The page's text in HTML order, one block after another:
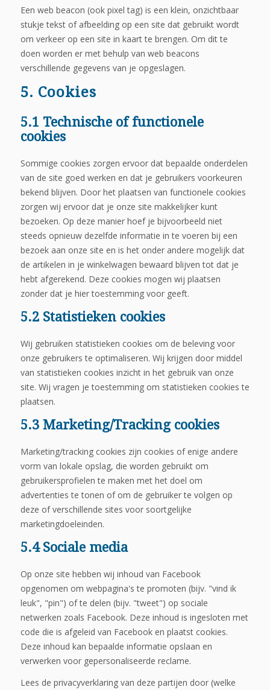
Een web beacon (ook pixel tag) is een klein, onzichtbaar
stukje tekst of afbeelding op een site dat gebruikt wordt
om verkeer op een site in kaart te brengen. Om dit te
doen worden er met behulp van web beacons
verschillende gegevens van je opgeslagen.
5. Cookies
5.1 Technische of functionele
cookies
Sommige cookies zorgen ervoor dat bepaalde onderdelen
van de site goed werken en dat je gebruikers voorkeuren
bekend blijven. Door het plaatsen van functionele cookies
zorgen wij ervoor dat je onze site makkelijker kunt
bezoeken. Op deze manier hoef je bijvoorbeeld niet
steeds opnieuw dezelfde informatie in te voeren bij een
bezoek aan onze site en is het onder andere mogelijk dat
de artikelen in je winkelwagen bewaard blijven tot dat je
hebt afgerekend. Deze cookies mogen wij plaatsen
zonder dat je hier toestemming voor geeft.
5.2 Statistieken cookies
Wij gebruiken statistieken cookies om de beleving voor
onze gebruikers te optimaliseren. Wij krijgen door middel
van statistieken cookies inzicht in het gebruik van onze
site. Wij vragen je toestemming om statistieken cookies te
plaatsen.
5.3 Marketing/Tracking cookies
Marketing/tracking cookies zijn cookies of enige andere
vorm van lokale opslag, die worden gebruikt om
gebruikersprofielen te maken met het doel om
advertenties te tonen of om de gebruiker te volgen op
deze of verschillende sites voor soortgelijke
marketingdoeleinden.
5.4 Sociale media
Op onze site hebben wij inhoud van Facebook
opgenomen om webpagina's te promoten (bijv. "vind ik
leuk", "pin") of te delen (bijv. "tweet") op sociale
netwerken zoals Facebook. Deze inhoud is ingesloten met
code die is afgeleid van Facebook en plaatst cookies.
Deze inhoud kan bepaalde informatie opslaan en
verwerken voor gepersonaliseerde reclame.
Lees de privacyverklaring van deze partijen door (welke